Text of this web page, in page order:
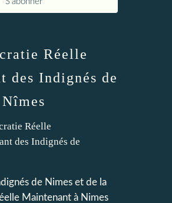
Réelle
des Indignés de
Nîmes
de Nimes et de la
Maintenant à Nimes